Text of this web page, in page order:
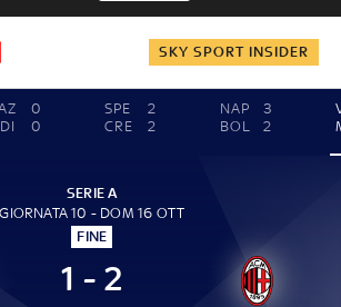
SKY SPORT INSIDER
0
0
SPE
2
CRE
2
NAP
3
BOL
2
SERIE A
GIORNATA 10 - DOM 16 OTT
FINE
1 - 2